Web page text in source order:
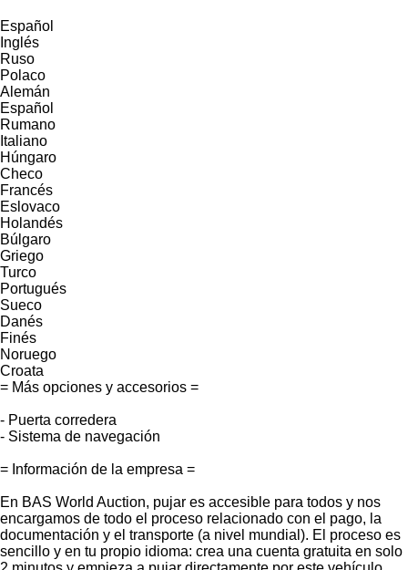
Español
Inglés
Ruso
Polaco
Alemán
Español
Rumano
Italiano
Húngaro
Checo
Francés
Eslovaco
Holandés
Búlgaro
Griego
Turco
Portugués
Sueco
Danés
Finés
Noruego
Croata
= Más opciones y accesorios =
- Puerta corredera
- Sistema de navegación
= Información de la empresa =
En BAS World Auction, pujar es accesible para todos y nos
encargamos de todo el proceso relacionado con el pago, la
documentación y el transporte (a nivel mundial). El proceso es
sencillo y en tu propio idioma: crea una cuenta gratuita en solo